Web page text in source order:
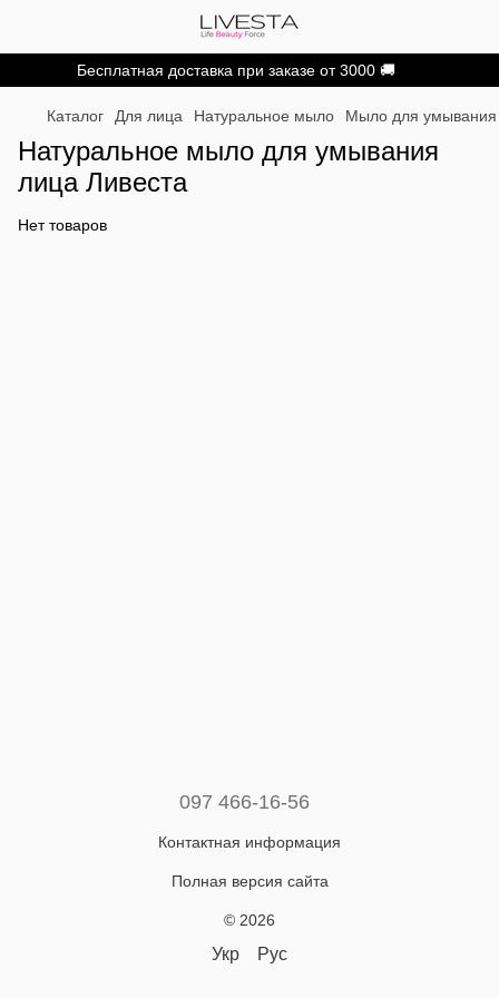
Бесплатная доставка при заказе от 3000 🚚
Каталог Для лица Натуральное мыло Мыло для умывания
Натуральное мыло для умывания
лица Ливеста
Нет товаров
097 466-16-56
Контактная информация
Полная версия сайта
© 2026
Укр Рус